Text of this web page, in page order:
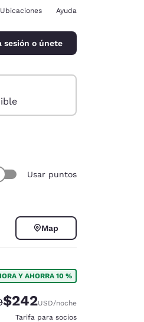
Ubicaciones Ayuda
sesión o únete
Usar puntos
Map
Y AHORRA 10 %
tachado:
Precio con descuento:
$242USD/noche
Tarifa para socios